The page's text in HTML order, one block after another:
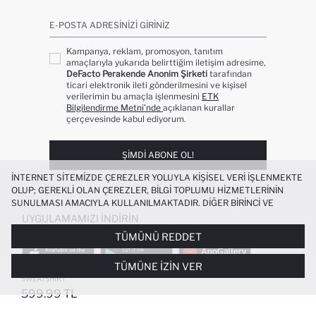
ERKEK BEBEK KAPÜŞONLU FERMUARLI
SWEATSHIRT
599.99 TL
E-POSTA ADRESINIZI GIRINIZ
Kampanya, reklam, promosyon, tanıtım
amaçlarıyla yukarıda belirttiğim iletişim adresime,
DeFacto Perakende Anonim Şirketi tarafından
ticari elektronik ileti gönderilmesini ve kişisel
verilerimin bu amaçla işlenmesini ETK
Bilgilendirme Metni’nde açıklanan kurallar
çerçevesinde kabul ediyorum.
ŞIMDI ABONE OL!
UYGULAMAMIZI İNDIRIN
POPÜLER KATEGORILER
İNTERNET SITEMIZDE ÇEREZLER YOLUYLA KIŞISEL VERI IŞLENMEKTE
OLUP; GEREKLI OLAN ÇEREZLER, BILGI TOPLUMU HIZMETLERININ
SUNULMASI AMACIYLA KULLANILMAKTADIR. DIĞER BIRINCI VE
ÜÇÜNCÜ TARAF ÇEREZLER ISE SIZE DAHA IYI BIR ALIŞVERIŞ
DENEYIMI SUNULABILMESI, SITEMIZIN DAHA IŞLEVSEL KILINMASI VE
KIŞISELLEŞTIRMESI VE AÇIK RIZA VERMENIZ HALINDE, SIZLERE
YÖNELIK PAZARLAMA FAALIYETLERININ YAPILMASI AMAÇLARIYLA
SINIRLI OLARAK KULLANILACAKTIR. ÇEREZLERE DAIR TERCIHLERINIZI
ÇEREZ TERCIHLERIPANELI ARACILIĞIYLA HER ZAMAN YÖNETEBILIR,
ÇEREZLERLE ILGILI DAHA DETAYLI BILGIYE
TÜMÜNÜ REDDET
TÜMÜNE İZIN VER